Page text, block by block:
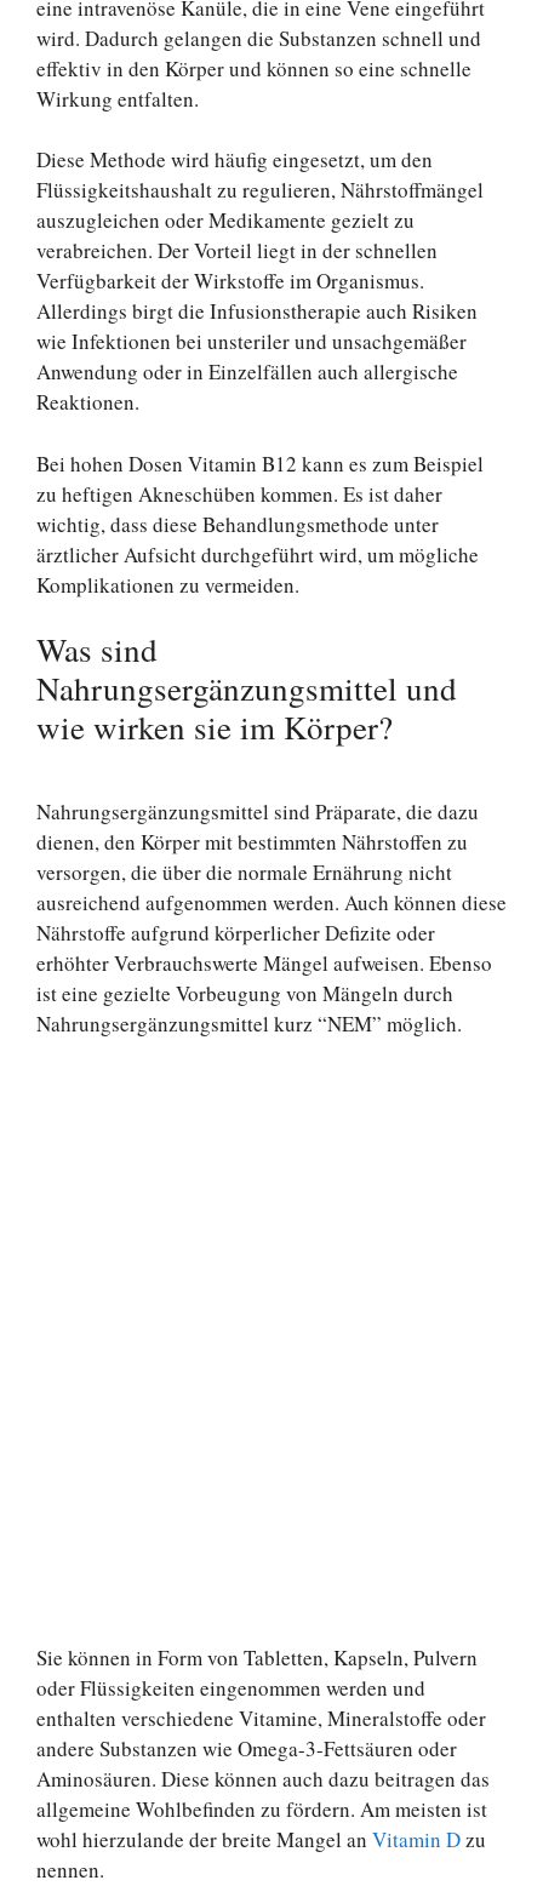
eine intravenöse Kanüle, die in eine Vene eingeführt
wird. Dadurch gelangen die Substanzen schnell und
effektiv in den Körper und können so eine schnelle
Wirkung entfalten.
Diese Methode wird häufig eingesetzt, um den
Flüssigkeitshaushalt zu regulieren, Nährstoffmängel
auszugleichen oder Medikamente gezielt zu
verabreichen. Der Vorteil liegt in der schnellen
Verfügbarkeit der Wirkstoffe im Organismus.
Allerdings birgt die Infusionstherapie auch Risiken
wie Infektionen bei unsteriler und unsachgemäßer
Anwendung oder in Einzelfällen auch allergische
Reaktionen.
Bei hohen Dosen Vitamin B12 kann es zum Beispiel
zu heftigen Akneschüben kommen. Es ist daher
wichtig, dass diese Behandlungsmethode unter
ärztlicher Aufsicht durchgeführt wird, um mögliche
Komplikationen zu vermeiden.
Was sind
Nahrungsergänzungsmittel und
wie wirken sie im Körper?
Nahrungsergänzungsmittel sind Präparate, die dazu
dienen, den Körper mit bestimmten Nährstoffen zu
versorgen, die über die normale Ernährung nicht
ausreichend aufgenommen werden. Auch können diese
Nährstoffe aufgrund körperlicher Defizite oder
erhöhter Verbrauchswerte Mängel aufweisen. Ebenso
ist eine gezielte Vorbeugung von Mängeln durch
Nahrungsergänzungsmittel kurz “NEM” möglich.
Sie können in Form von Tabletten, Kapseln, Pulvern
oder Flüssigkeiten eingenommen werden und
enthalten verschiedene Vitamine, Mineralstoffe oder
andere Substanzen wie Omega-3-Fettsäuren oder
Aminosäuren. Diese können auch dazu beitragen das
allgemeine Wohlbefinden zu fördern. Am meisten ist
wohl hierzulande der breite Mangel an Vitamin Dzu
nennen.